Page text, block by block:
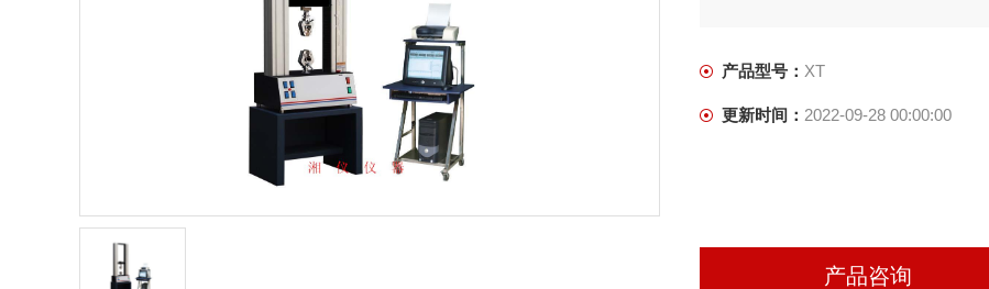
产品型号： XT
更新时间： 2022-09-28 00:00:00
产品咨询